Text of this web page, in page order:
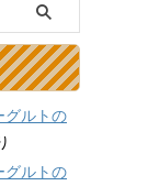
グルトの
グルトの